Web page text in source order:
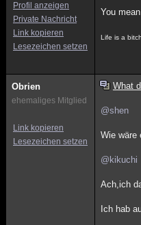
Profil anzeigen
Private Nachricht
Link kopieren
Lesezeichen setzen
You
Life is a
Obrien
ehemaliges Mitglied
Link kopieren
Lesezeichen setzen
What
@shen
Wie wäre
@kikuchi
Ach,ich
Ich hab